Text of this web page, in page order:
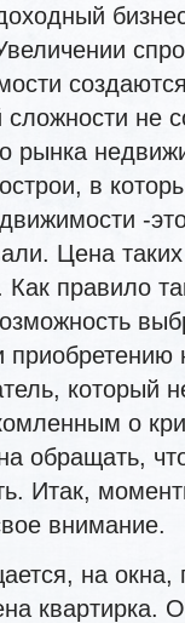
сложности не
рынка
в
-
Цена таких
Как правило
который
о
обращать,
Итак,
внимание.
на окна,
квартирка.